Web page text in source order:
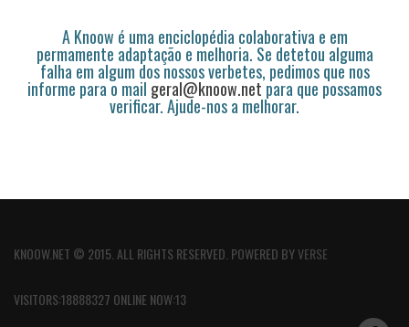
A Knoow é uma enciclopédia colaborativa e em
permamente adaptação e melhoria. Se detetou alguma
falha em algum dos nossos verbetes, pedimos que nos
informe para o mail geral@knoow.netpara que possamos
verificar. Ajude-nos a melhorar.
KNOOW.NET © 2015. ALL RIGHTS RESERVED. POWERED BYVERSE
VISITORS:18888327 ONLINE NOW:13